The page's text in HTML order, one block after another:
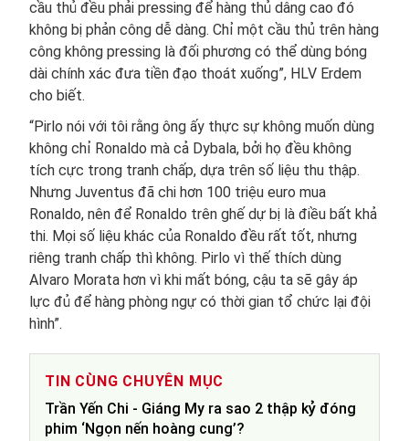
cầu thủ đều phải pressing để hàng thủ dâng cao đó
không bị phản công dễ dàng. Chỉ một cầu thủ trên hàng
công không pressing là đối phương có thể dùng bóng
dài chính xác đưa tiền đạo thoát xuống”, HLV Erdem
cho biết.
“Pirlo nói với tôi rằng ông ấy thực sự không muốn dùng
không chỉ Ronaldo mà cả Dybala, bởi họ đều không
tích cực trong tranh chấp, dựa trên số liệu thu thập.
Nhưng Juventus đã chi hơn 100 triệu euro mua
Ronaldo, nên để Ronaldo trên ghế dự bị là điều bất khả
thi. Mọi số liệu khác của Ronaldo đều rất tốt, nhưng
riêng tranh chấp thì không. Pirlo vì thế thích dùng
Alvaro Morata hơn vì khi mất bóng, cậu ta sẽ gây áp
lực đủ để hàng phòng ngự có thời gian tổ chức lại đội
hình”.
TIN CÙNG CHUYÊN MỤC
Trần Yến Chi - Giáng My ra sao 2 thập kỷ đóng
phim ‘Ngọn nến hoàng cung’?